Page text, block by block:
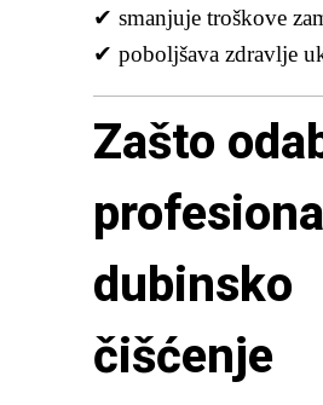
✔ smanjuje troškove
✔ poboljšava zdravlje
Zašto
dubinsko
čišćenje